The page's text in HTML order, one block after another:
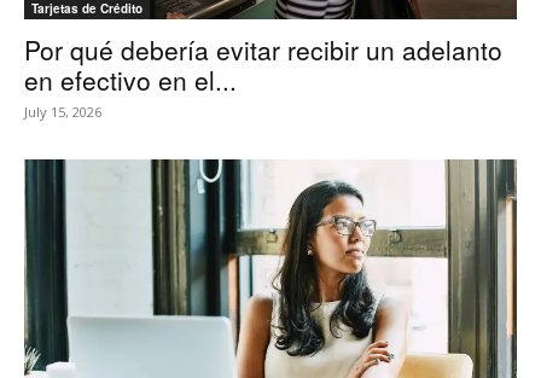
Tarjetas de Crédito
Por qué debería evitar recibir un adelanto
en efectivo en el...
July 15, 2026